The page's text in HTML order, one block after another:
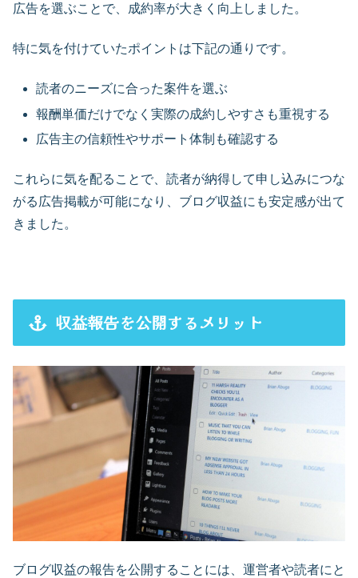
広告を選ぶことで、成約率が大きく向上しました。
特に気を付けていたポイントは下記の通りです。
読者のニーズに合った案件を選ぶ
報酬単価だけでなく実際の成約しやすさも重視する
広告主の信頼性やサポート体制も確認する
これらに気を配ることで、読者が納得して申し込みにつな
がる広告掲載が可能になり、ブログ収益にも安定感が出て
きました。
収益報告を公開するメリット
ブログ収益の報告を公開することには、運営者や読者にと